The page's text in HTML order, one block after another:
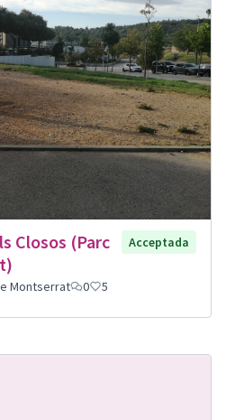
Closos (Parc
Acceptada
Montserrat 0 5